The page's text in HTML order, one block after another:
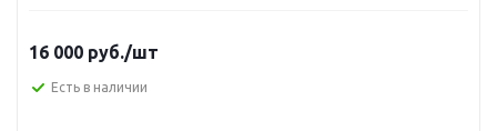
16 000 руб./шт
Есть в наличии